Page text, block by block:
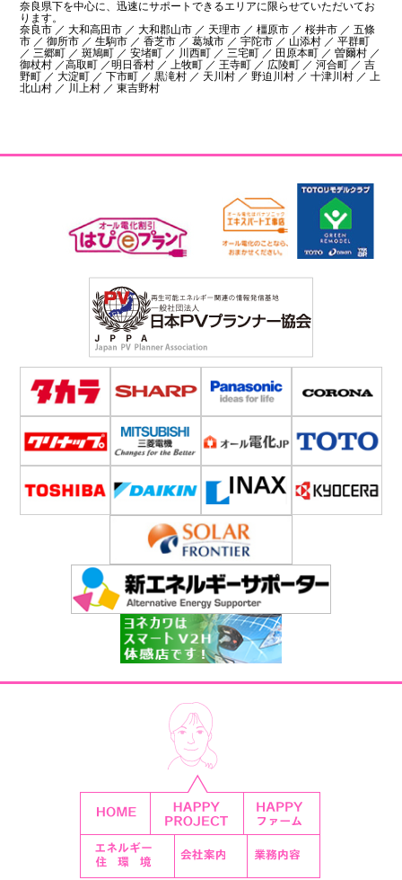
奈良県下を中心に、迅速にサポートできるエリアに限らせていただいてお
ります。
奈良市 ／ 大和高田市 ／ 大和郡山市 ／ 天理市 ／ 橿原市 ／ 桜井市 ／ 五條
市 ／ 御所市 ／ 生駒市 ／ 香芝市 ／ 葛城市 ／ 宇陀市 ／ 山添村 ／ 平群町
／ 三郷町 ／ 斑鳩町 ／ 安堵町 ／ 川西町 ／ 三宅町 ／ 田原本町 ／ 曽爾村 ／
御杖村 ／高取町 ／明日香村 ／ 上牧町 ／ 王寺町 ／ 広陵町 ／ 河合町 ／ 吉
野町 ／ 大淀町 ／ 下市町 ／ 黒滝村 ／ 天川村 ／ 野迫川村 ／ 十津川村 ／ 上
北山村 ／ 川上村 ／ 東吉野村